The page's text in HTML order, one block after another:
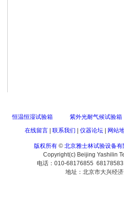
恒温恒湿试验箱
紫外光耐气候试验箱
在线留言| 联系我们 仪器论坛| 网站
版权所有 © 北京雅士林试验设备有
Copyright(c) Beijing Yashilin
电话：010-68176855
地址：北京市大兴经